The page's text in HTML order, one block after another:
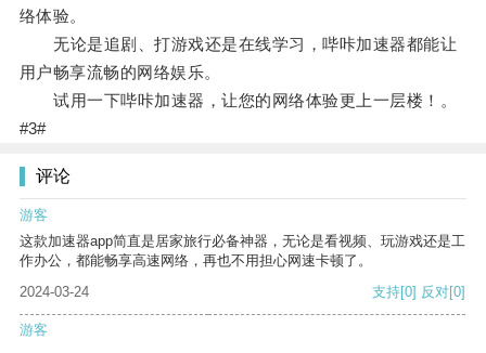
络体验。
无论是追剧、打游戏还是在线学习，哔咔加速器都能让
用户畅享流畅的网络娱乐。
试用一下哔咔加速器，让您的网络体验更上一层楼！。
#3#
评论
游客
这款加速器app简直是居家旅行必备神器，无论是看视频、玩游戏还是工
作办公，都能畅享高速网络，再也不用担心网速卡顿了。
2024-03-24
支持[0] 反对[0]
游客